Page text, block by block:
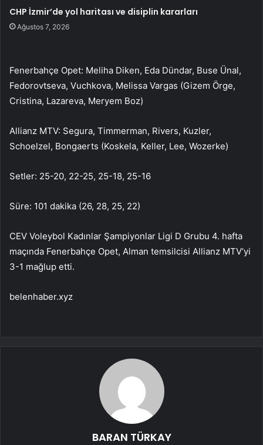
CHP İzmir’de yol haritası ve disiplin kararları
Ağustos 7, 2026
Fenerbahçe Opet: Meliha Diken, Eda Dündar, Buse Ünal,
Fedorovtseva, Vuchkova, Melissa Vargas (Gizem Örge,
Cristina, Lazareva, Meryem Boz)
Allianz MTV: Segura, Timmerman, Rivers, Kuzler,
Schoelzel, Bongaerts (Koskela, Keller, Lee, Wozerke)
Setler: 25-20, 22-25, 25-18, 25-16
Süre: 101 dakika (26, 28, 25, 22)
CEV Voleybol Kadınlar Şampiyonlar Ligi D Grubu 4. hafta
maçında Fenerbahçe Opet, Alman temsilcisi Allianz MTV’yi
3-1 mağlup etti.
belenhaber.xyz
BARAN TÜRKAY